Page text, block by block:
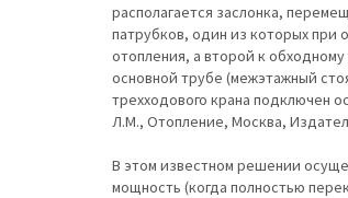
располагается заслонка,
патрубков, один из которых при
отопления, а второй к
основной трубе (межэтажный
трехходового крана подключен
Л.М., Отопление, Москва,
В этом известном решении
мощность (когда полностью